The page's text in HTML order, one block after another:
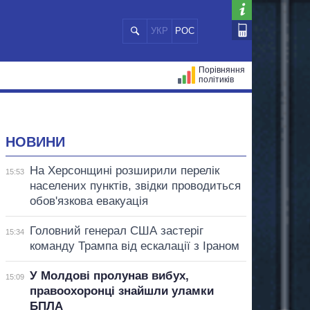
УКР РОС
Порівняння
політиків
НОВИНИ
15:53
На Херсонщині розширили перелік
населених пунктів, звідки проводиться
обов'язкова евакуація
15:34
Головний генерал США застеріг
команду Трампа від ескалації з Іраном
15:09
У Молдові пролунав вибух,
правоохоронці знайшли уламки
БПЛА